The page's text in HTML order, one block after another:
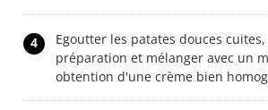
4
Egoutter les patates douces
préparation et mélanger avec un
obtention d'une crème bien